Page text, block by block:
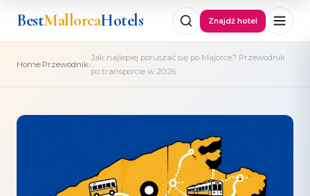
BestMallorcaHotels Znajdź hotel
Home›Przewodnik›
Jak najlepiej poruszać się po Majorce? Przewodnik
po transporcie w 2026